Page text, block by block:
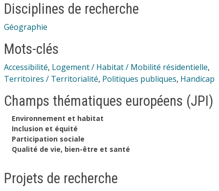
Disciplines de recherche
Géographie
Mots-clés
Accessibilité, Logement / Habitat / Mobilité résidentielle,
Territoires / Territorialité, Politiques publiques, Handicap
Champs thématiques européens (JPI)
Environnement et habitat
Inclusion et équité
Participation sociale
Qualité de vie, bien-être et santé
Projets de recherche